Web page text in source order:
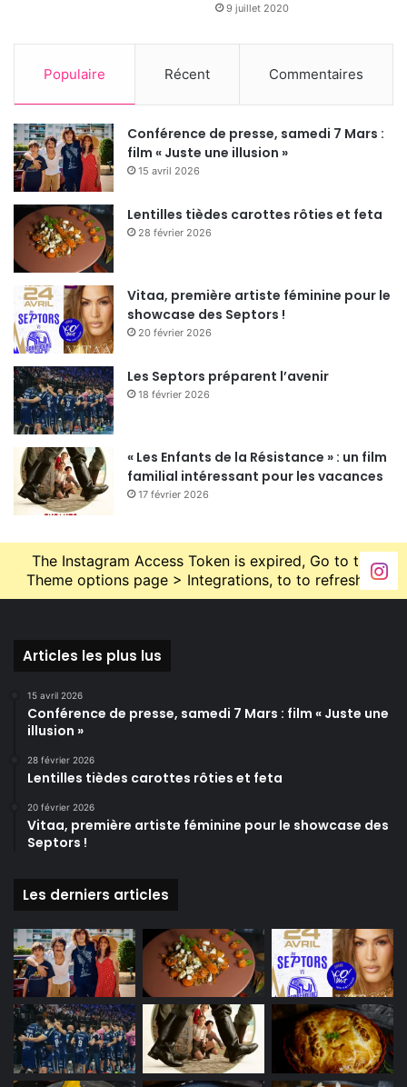
9 juillet 2020
Populaire Récent Commentaires
Conférence de presse, samedi 7 Mars :
film « Juste une illusion »
15 avril 2026
Lentilles tièdes carottes rôties et feta
28 février 2026
Vitaa, première artiste féminine pour le
showcase des Septors !
20 février 2026
Les Septors préparent l’avenir
18 février 2026
« Les Enfants de la Résistance » : un film
familial intéressant pour les vacances
17 février 2026
The Instagram Access Token is expired, Go to the
Theme options page > Integrations, to to refresh it.
Articles les plus lus
15 avril 2026
Conférence de presse, samedi 7 Mars : film « Juste une
illusion »
28 février 2026
Lentilles tièdes carottes rôties et feta
20 février 2026
Vitaa, première artiste féminine pour le showcase des
Septors !
Les derniers articles